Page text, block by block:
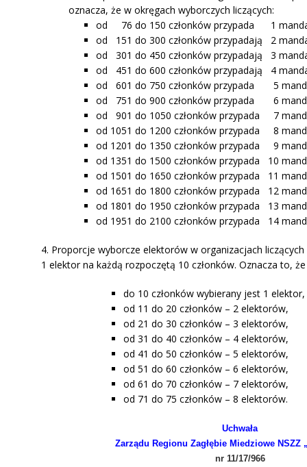
oznacza, że w okręgach wy­borczych liczących:
od 76 do 150 członków przypada 1
od 151 do 300 członków przypadają 2
od 301 do 450 członków przypadają 3
od 451 do 600 członków przypadają 4
od 601 do 750 członków przypada 5
od 751 do 900 członków przypada 6
od 901 do 1050 członków przypada 7
od 1051 do 1200 członków przypada 8
od 1201 do 1350 członków przypada 9
od 1351 do 1500 członków przypada 10
od 1501 do 1650 członków przypada 11
od 1651 do 1800 członków przypada 12
od 1801 do 1950 członków przypada 13
od 1951 do 2100 członków przypada 14
4. Proporcje wyborcze elektorów w organizacjach
1 elektor na każdą rozpoczętą 10 członków. Oznacza to,
do 10 członków wybierany jest 1 elektor,
od 11 do 20 członków – 2 elektorów,
od 21 do 30 członków – 3 elektorów,
od 31 do 40 członków – 4 elektorów,
od 41 do 50 członków – 5 elektorów,
od 51 do 60 członków – 6 elektorów,
od 61 do 70 członków – 7 elektorów,
od 71 do 75 członków – 8 elektorów.
Uchwała
Zarządu Regionu Zagłębie Miedziowe NSZZ
nr 11/17/966